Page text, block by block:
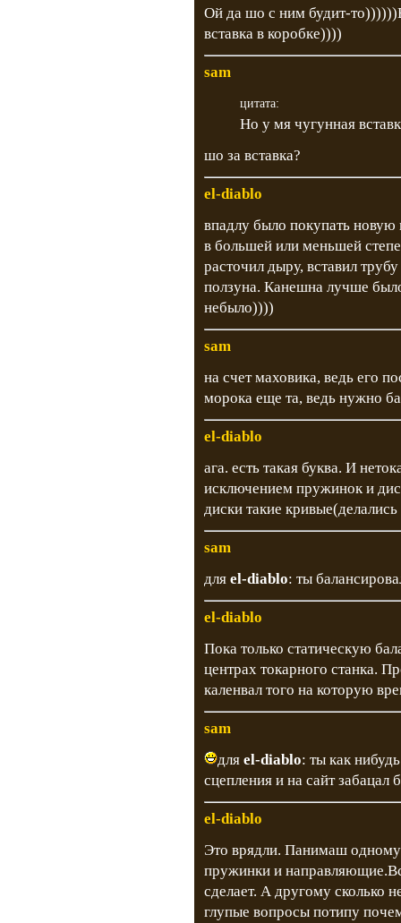
Ой да шо с ним будит-
вставка в коробке))))
sam
цитата:
Но у мя чугунная
шо за вставка?
el-diablo
впадлу было покупать
в большей или меньшей
расточил дыру, вставил
ползуна. Канешна лучше
небыло))))
sam
на счет маховика, ведь его
морока еще та, ведь нужно
el-diablo
ага. есть такая буква. И
исключением пружинок и
диски такие
sam
для el-diablo: ты
el-diablo
Пока только статическую
центрах токарного станка.
каленвал того на которую
sam
для el-diablo: ты как
сцепления и на сайт забацал
el-diablo
Это врядли. Панимаш одному
пружинки и
сделает. А другому сколько
глупые вопросы потипу